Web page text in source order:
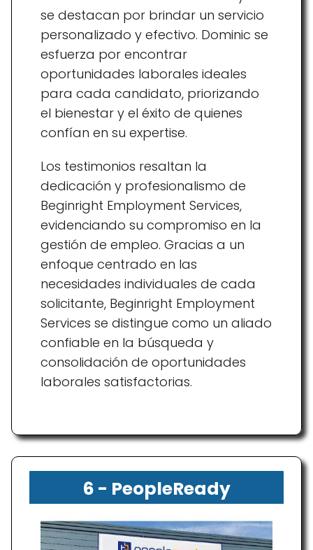
se destacan por brindar un servicio
personalizado y efectivo. Dominic se
esfuerza por encontrar
oportunidades laborales ideales
para cada candidato, priorizando
el bienestar y el éxito de quienes
confían en su expertise.
Los testimonios resaltan la
dedicación y profesionalismo de
Beginright Employment Services,
evidenciando su compromiso en la
gestión de empleo. Gracias a un
enfoque centrado en las
necesidades individuales de cada
solicitante, Beginright Employment
Services se distingue como un aliado
confiable en la búsqueda y
consolidación de oportunidades
laborales satisfactorias.
6 - PeopleReady